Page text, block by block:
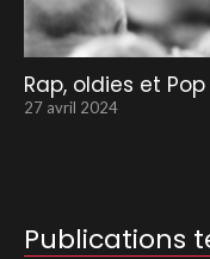
Rap, oldies et Pop
27 avril 2024
Publications